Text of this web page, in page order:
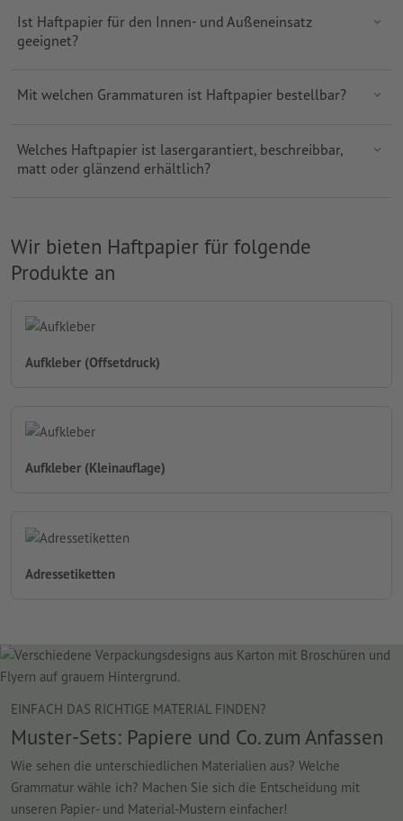
Ist Haftpapier für den Innen- und Außeneinsatz
geeignet?
Mit welchen Grammaturen ist Haftpapier bestellbar?
Welches Haftpapier ist lasergarantiert, beschreibbar,
matt oder glänzend erhältlich?
Wir bieten Haftpapier für folgende
Produkte an
Aufkleber (Offsetdruck)
Aufkleber (Kleinauflage)
Adressetiketten
EINFACH DAS RICHTIGE MATERIAL FINDEN?
Muster-Sets: Papiere und Co. zum Anfassen
Wie sehen die unterschiedlichen Materialien aus? Welche
Grammatur wähle ich? Machen Sie sich die Entscheidung mit
unseren Papier- und Material-Mustern einfacher!